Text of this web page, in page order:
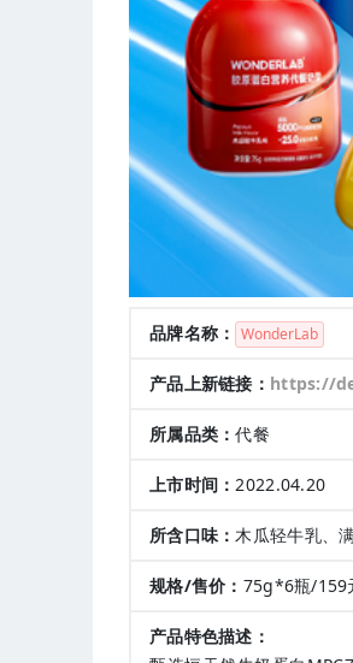
品牌名称： WonderLab
产品上新链接： https://
所属品类：代餐
上市时间：2022.04.20
所含口味：木瓜轻牛乳、
规格/售价： 75g*6瓶/159
产品特色描述：